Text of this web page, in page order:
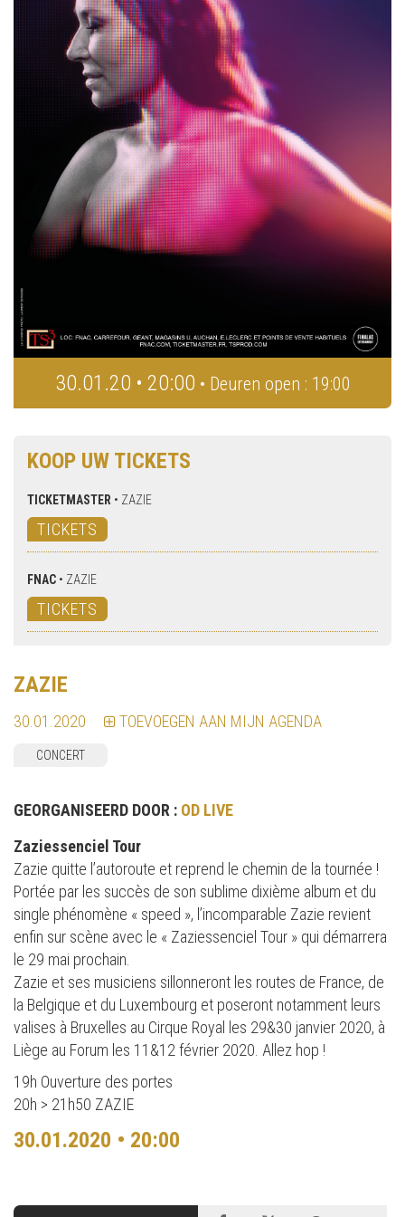
30.01.20 • 20:00 • Deuren open : 19:00
KOOP UW TICKETS
TICKETMASTER • ZAZIE
TICKETS
FNAC • ZAZIE
TICKETS
ZAZIE
30.01.2020 TOEVOEGEN AAN MIJN AGENDA
CONCERT
GEORGANISEERD DOOR : OD LIVE
Zaziessenciel Tour
Zazie quitte l’autoroute et reprend le chemin de la tournée !
Portée par les succès de son sublime dixième album et du
single phénomène « speed », l’incomparable Zazie revient
enfin sur scène avec le « Zaziessenciel Tour » qui démarrera
le 29 mai prochain.
Zazie et ses musiciens sillonneront les routes de France, de
la Belgique et du Luxembourg et poseront notamment leurs
valises à Bruxelles au Cirque Royal les 29&30 janvier 2020, à
Liège au Forum les 11&12 février 2020. Allez hop !
19h Ouverture des portes
20h > 21h50 ZAZIE
30.01.2020 • 20:00